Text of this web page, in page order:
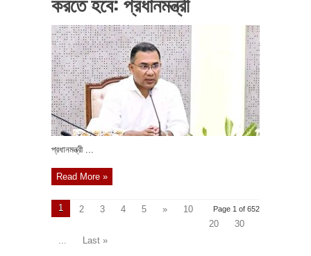
প্রধানমন্ত্রী ...
Read More »
Page 1 of 652
1 2 3 4 5 »
10
20
30
Last »